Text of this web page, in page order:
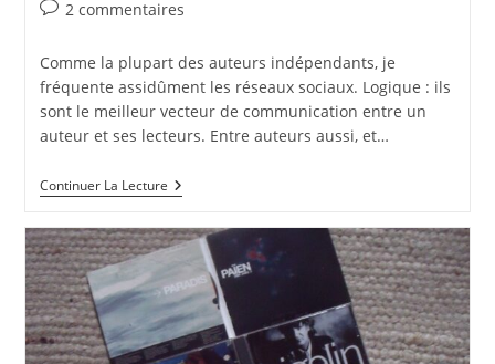
publication :
Commentaires
la
publication :
2 commentaires
Comme la plupart des auteurs indépendants, je
fréquente assidûment les réseaux sociaux. Logique : ils
sont le meilleur vecteur de communication entre un
auteur et ses lecteurs. Entre auteurs aussi, et…
Continuer La LectureNégocier
Son
?
Et
Puis
Quoi,
Encore
!